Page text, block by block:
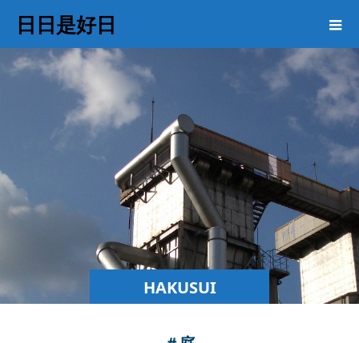
日日是好日
HAKUSUI